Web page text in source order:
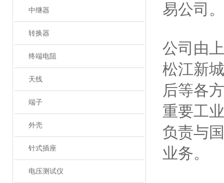
中继器
转换器
终端电阻
天线
端子
外壳
针式插座
电压测试仪
易公司。
公司由
松江新
后等各
重要工
负责与
业务。